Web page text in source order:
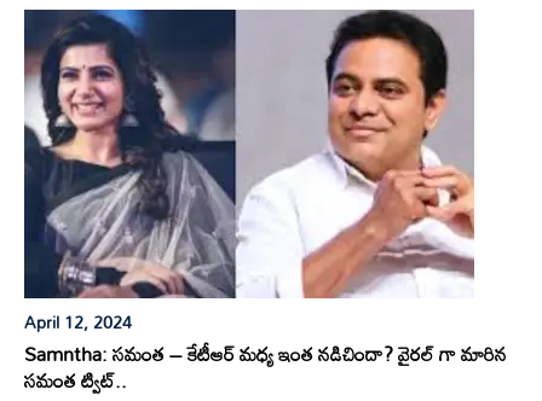
April 12, 2024
Samntha: సమంత – కేటీఆర్ మధ్య ఇంత నడిచిందా? వైరల్ గా మారిన
సమంత ట్విట్..